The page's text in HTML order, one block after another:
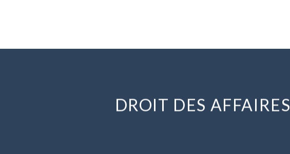
DROIT DES AFFAIRES